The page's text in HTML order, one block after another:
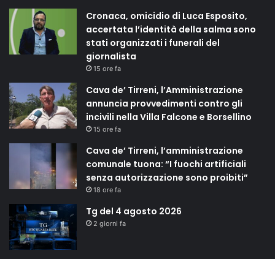
Cronaca, omicidio di Luca Esposito,
accertata l’identità della salma sono
stati organizzati i funerali del
giornalista
15 ore fa
Cava de’ Tirreni, l’Amministrazione
annuncia provvedimenti contro gli
incivili nella Villa Falcone e Borsellino
15 ore fa
Cava de’ Tirreni, l’amministrazione
comunale tuona: “I fuochi artificiali
senza autorizzazione sono proibiti”
18 ore fa
Tg del 4 agosto 2026
2 giorni fa